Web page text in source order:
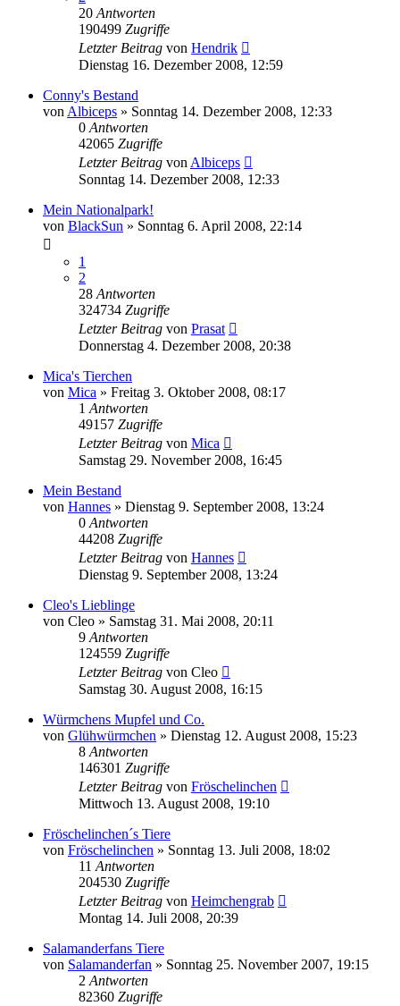
20 Antworten
190499 Zugriffe
Letzter Beitrag von Hendrik
Dienstag 16. Dezember 2008, 12:59
Conny's Bestand
von Albiceps » Sonntag 14. Dezember 2008, 12:33
0 Antworten
42065 Zugriffe
Letzter Beitrag von Albiceps
Sonntag 14. Dezember 2008, 12:33
Mein Nationalpark!
von BlackSun » Sonntag 6. April 2008, 22:14
1
2
28 Antworten
324734 Zugriffe
Letzter Beitrag von Prasat
Donnerstag 4. Dezember 2008, 20:38
Mica's Tierchen
von Mica » Freitag 3. Oktober 2008, 08:17
1 Antworten
49157 Zugriffe
Letzter Beitrag von Mica
Samstag 29. November 2008, 16:45
Mein Bestand
von Hannes » Dienstag 9. September 2008, 13:24
0 Antworten
44208 Zugriffe
Letzter Beitrag von Hannes
Dienstag 9. September 2008, 13:24
Cleo's Lieblinge
von Cleo » Samstag 31. Mai 2008, 20:11
9 Antworten
124559 Zugriffe
Letzter Beitrag von Cleo
Samstag 30. August 2008, 16:15
Würmchens Mupfel und Co.
von Glühwürmchen » Dienstag 12. August 2008, 15:23
8 Antworten
146301 Zugriffe
Letzter Beitrag von Fröschelinchen
Mittwoch 13. August 2008, 19:10
Fröschelinchen´s Tiere
von Fröschelinchen » Sonntag 13. Juli 2008, 18:02
11 Antworten
204530 Zugriffe
Letzter Beitrag von Heimchengrab
Montag 14. Juli 2008, 20:39
Salamanderfans Tiere
von Salamanderfan » Sonntag 25. November 2007, 19:15
2 Antworten
82360 Zugriffe